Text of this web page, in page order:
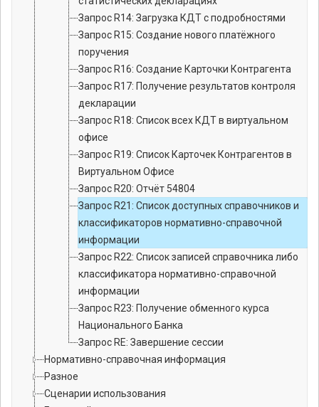
Запрос R14: Загрузка КДТ с подробностями
Запрос R15: Создание нового платёжного
поручения
Запрос R16: Создание Карточки Контрагента
Запрос R17: Получение результатов контроля
декларации
Запрос R18: Список всех КДТ в виртуальном
офисе
Запрос R19: Список Карточек Контрагентов в
Виртуальном Офисе
Запрос R20: Отчёт 54804
Запрос R21: Список доступных справочников и
классификаторов нормативно-справочной
информации
Запрос R22: Список записей справочника либо
классификатора нормативно-справочной
информации
Запрос R23: Получение обменного курса
Национального Банка
Запрос RE: Завершение сессии
Нормативно-справочная информация
Разное
Сценарии использования